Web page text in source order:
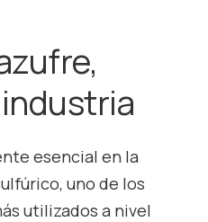
esencial en la
uno de los
utilizados a nivel